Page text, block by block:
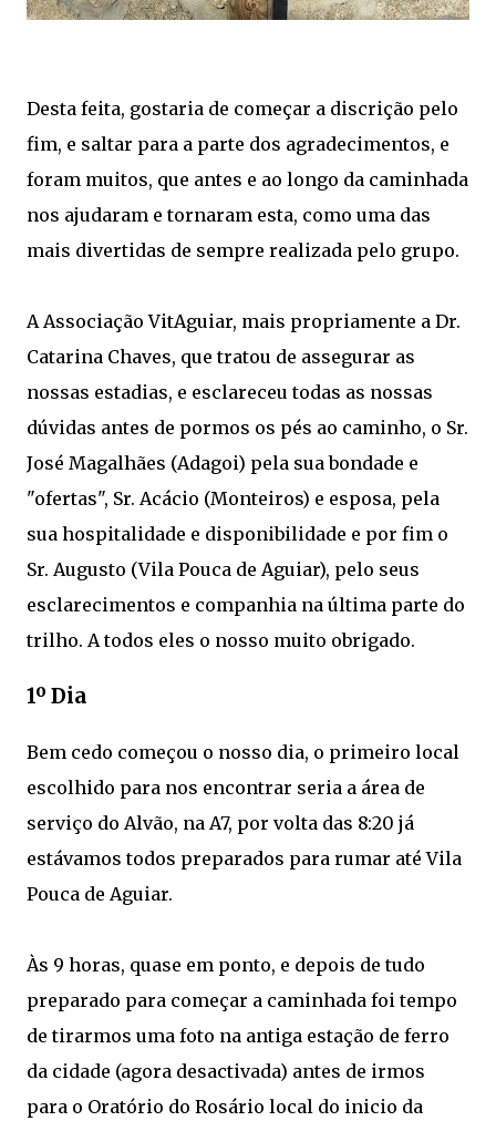
Desta feita, gostaria de começar a discrição pelo
fim, e saltar para a parte dos agradecimentos, e
foram muitos, que antes e ao longo da caminhada
nos ajudaram e tornaram esta, como uma das
mais divertidas de sempre realizada pelo grupo.
A Associação VitAguiar, mais propriamente a Dr.
Catarina Chaves, que tratou de assegurar as
nossas estadias, e esclareceu todas as nossas
dúvidas antes de pormos os pés ao caminho, o Sr.
José Magalhães (Adagoi) pela sua bondade e
"ofertas", Sr. Acácio (Monteiros) e esposa, pela
sua hospitalidade e disponibilidade e por fim o
Sr. Augusto (Vila Pouca de Aguiar), pelo seus
esclarecimentos e companhia na última parte do
trilho. A todos eles o nosso muito obrigado.
1º Dia
Bem cedo começou o nosso dia, o primeiro local
escolhido para nos encontrar seria a área de
serviço do Alvão, na A7, por volta das 8:20 já
estávamos todos preparados para rumar até Vila
Pouca de Aguiar.
Às 9 horas, quase em ponto, e depois de tudo
preparado para começar a caminhada foi tempo
de tirarmos uma foto na antiga estação de ferro
da cidade (agora desactivada) antes de irmos
para o Oratório do Rosário local do inicio da